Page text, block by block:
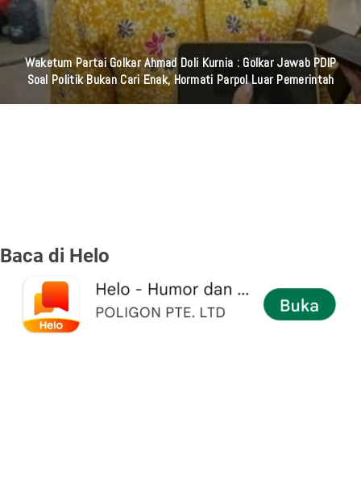
Waketum Partai Golkar Ahmad Doli Kurnia : Golkar Jawab PDIP
Soal Politik Bukan Cari Enak, Hormati Parpol Luar Pemerintah
Baca di Helo